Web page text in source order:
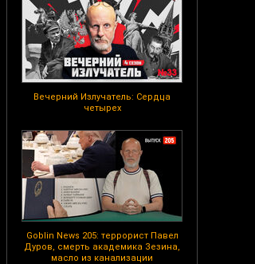
Вечерний Излучатель: Сердца
четырех
Goblin News 205: террорист Павел
Дуров, смерть академика Зезина,
масло из канализации